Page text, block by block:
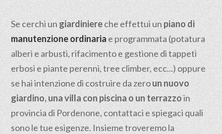
Se cerchi ungiardiniereche effettui unpiano di
manutenzione ordinariae programmata (potatura
alberi e arbusti, rifacimento e gestione di tappeti
erbosi e piante perenni, tree climber, ecc...) oppure
se hai intenzione di costruire da zeroun nuovo
giardino, una villa con piscina o un terrazzoin
provincia di Pordenone, contattaci e spiegaci quali
sono le tue esigenze. Insieme troveremo la